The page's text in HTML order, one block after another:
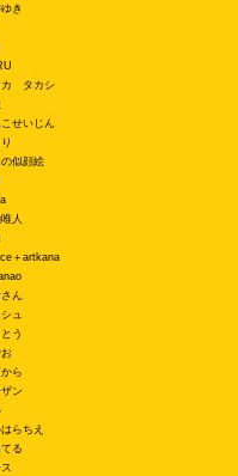
き
カ タカシ
せいじん
の似顔絵
人
＋artkana
ん
ュ
う
ら
ン
らちえ
る